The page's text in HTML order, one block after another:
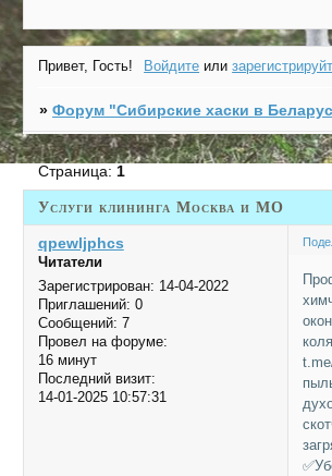
Привет, Гость! Войдите или
»Форум "Cибирские хаски в
Услуги клининга Москва и МО
Страница: 1
qpewljphcs
Читатели
Зарегистрирован: 14-04-2022
Приглашений: 0
Сообщений: 7
Провел на форуме:
16 минут
Последний визит:
14-01-2025 10:57:31